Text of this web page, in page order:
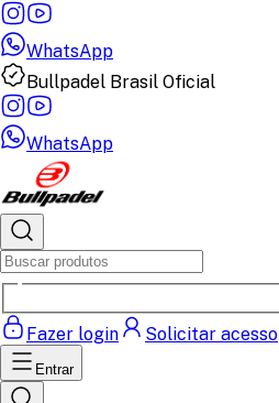
WhatsApp
Bullpadel Brasil Oficial
WhatsApp
Fazer login Solicitar acesso
Entrar